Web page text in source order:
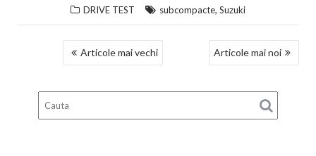
DRIVE TEST subcompacte, Suzuki
NAVIGARE
ARTICOLE
Articole mai vechi Articole mai noi